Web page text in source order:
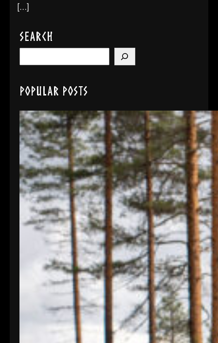
[…]
Search
e
r
h
Popular Posts